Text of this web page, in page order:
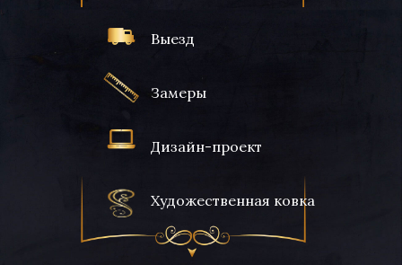
Выезд
Замеры
Дизайн-проект
Художественная ковка